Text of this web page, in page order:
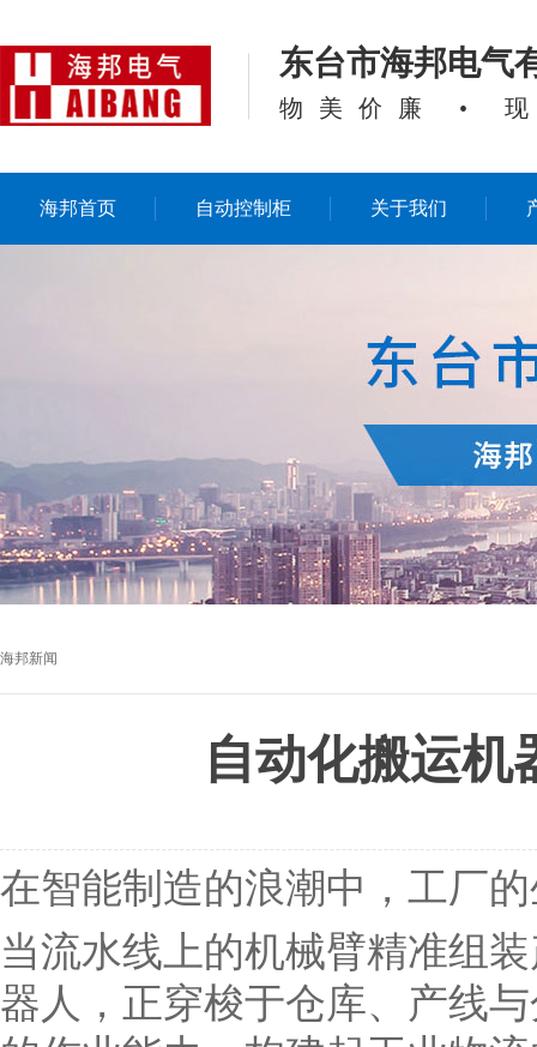
东台市海邦电气
物美价廉 •
海邦首页 自动控制柜 关于我们
海邦新闻
自动化搬运机
在智能制造的浪潮中，工厂
当流水线上的机械臂精准组
器人，正穿梭于仓库、产线